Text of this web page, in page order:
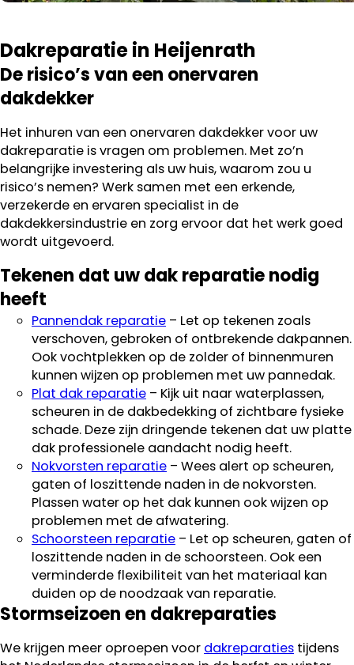
Dakreparatie in Heijenrath
De risico’s van een onervaren
dakdekker
Het inhuren van een onervaren dakdekker voor uw
dakreparatie is vragen om problemen. Met zo’n
belangrijke investering als uw huis, waarom zou u
risico’s nemen? Werk samen met een erkende,
verzekerde en ervaren specialist in de
dakdekkersindustrie en zorg ervoor dat het werk goed
wordt uitgevoerd.
Tekenen dat uw dak reparatie nodig
heeft
Pannendak reparatie – Let op tekenen zoals
verschoven, gebroken of ontbrekende dakpannen.
Ook vochtplekken op de zolder of binnenmuren
kunnen wijzen op problemen met uw pannedak.
Plat dak reparatie – Kijk uit naar waterplassen,
scheuren in de dakbedekking of zichtbare fysieke
schade. Deze zijn dringende tekenen dat uw platte
dak professionele aandacht nodig heeft.
Nokvorsten reparatie – Wees alert op scheuren,
gaten of loszittende naden in de nokvorsten.
Plassen water op het dak kunnen ook wijzen op
problemen met de afwatering.
Schoorsteen reparatie – Let op scheuren, gaten of
loszittende naden in de schoorsteen. Ook een
verminderde flexibiliteit van het materiaal kan
duiden op de noodzaak van reparatie.
Stormseizoen en dakreparaties
We krijgen meer oproepen voor dakreparaties tijdens